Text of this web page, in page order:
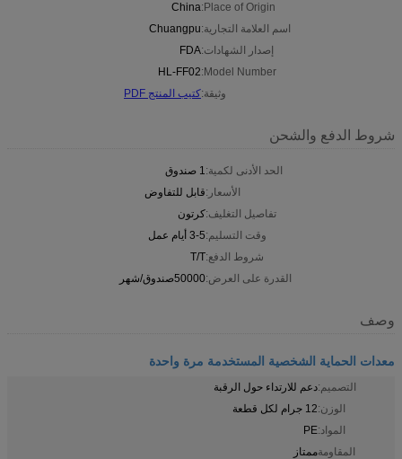
Place of Origin:
China
اسم العلامة التجارية:Chuangpu
إصدار الشهادات:FDA
Model Number:
HL-FF02
وثيقة:كتيب المنتج PDF
شروط الدفع والشحن
الحد الأدنى لكمية:1 صندوق
الأسعار:قابل للتفاوض
تفاصيل التغليف:كرتون
وقت التسليم:3-5 أيام عمل
شروط الدفع:T/T
القدرة على العرض:50000صندوق/شهر
وصف
معدات الحماية الشخصية المستخدمة مرة واحدة
التصميم:دعم للارتداء حول الرقبة
الوزن:12 جرام لكل قطعة
المواد:PE
المقاومةممتاز